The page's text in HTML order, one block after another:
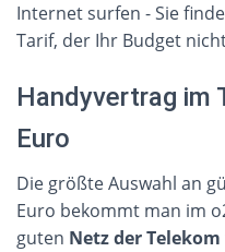
Internet surfen - Sie
Tarif, der Ihr Budget
Handyvertrag im
Euro
Die größte Auswahl an
Euro bekommt man im
guten Netz der Telekom